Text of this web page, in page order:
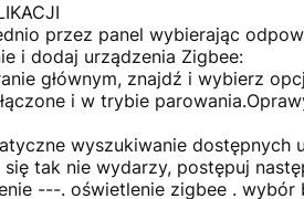
przez panel wybierając
i dodaj urządzenia Zigbee:
głównym, znajdź i wybierz
i w trybie
wyszukiwanie dostępnych
tak nie wydarzy, postępuj
---. oświetlenie zigbee . wybór